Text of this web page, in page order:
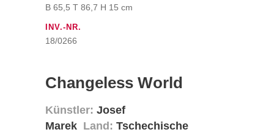
B 65,5 T 86,7 H 15 cm
INV.-NR.
18/0266
Changeless World
Künstler: Josef
Marek Land: Tschechische